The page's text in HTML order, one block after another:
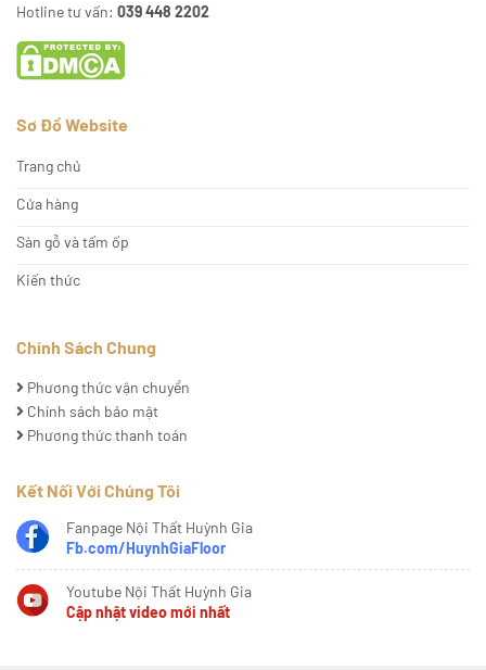
Hotline tư vấn: 039 448 2202
Sơ Đồ Website
Trang chủ
Cửa hàng
Sàn gỗ và tấm ốp
Kiến thức
Chính Sách Chung
Phương thức vận chuyển
Chính sách bảo mật
Phương thức thanh toán
Kết Nối Với Chúng Tôi
Fanpage Nội Thất Huỳnh Gia
Fb.com/HuynhGiaFloor
Youtube Nội Thất Huỳnh Gia
Cập nhật video mới nhất